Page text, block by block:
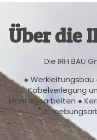
Über die
Die IRH BAU
● Werkleitungsbau
Kabelverlegung
Montagearbeiten ●